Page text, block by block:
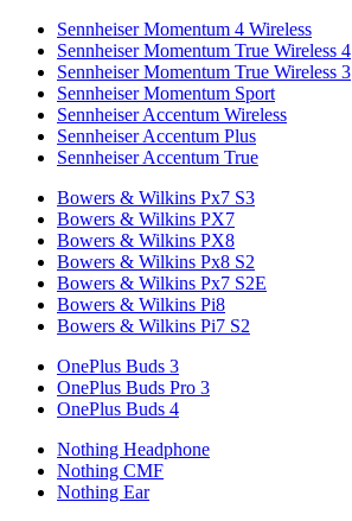
Sennheiser Momentum 4 Wireless
Sennheiser Momentum True Wireless 4
Sennheiser Momentum True Wireless 3
Sennheiser Momentum Sport
Sennheiser Accentum Wireless
Sennheiser Accentum Plus
Sennheiser Accentum True
Bowers & Wilkins Px7 S3
Bowers & Wilkins PX7
Bowers & Wilkins PX8
Bowers & Wilkins Px8 S2
Bowers & Wilkins Px7 S2E
Bowers & Wilkins Pi8
Bowers & Wilkins Pi7 S2
OnePlus Buds 3
OnePlus Buds Pro 3
OnePlus Buds 4
Nothing Headphone
Nothing CMF
Nothing Ear